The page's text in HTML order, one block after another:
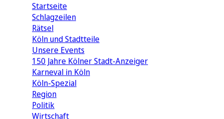
Startseite
Schlagzeilen
Rätsel
Köln und Stadtteile
Unsere Events
150 Jahre Kölner Stadt-Anzeiger
Karneval in Köln
Köln-Spezial
Region
Politik
Wirtschaft